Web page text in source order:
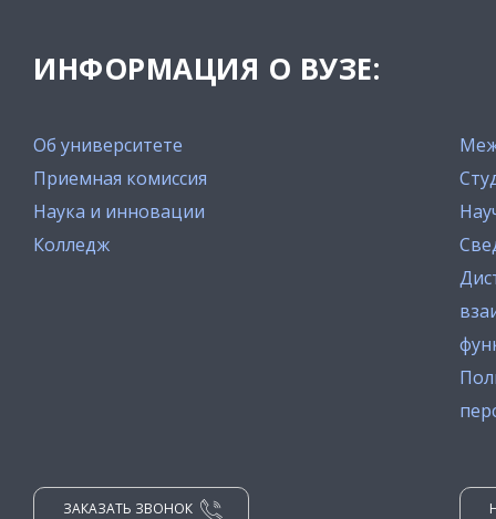
ИНФОРМАЦИЯ О ВУЗЕ:
Об университете
Приемная комиссия
Наука и инновации
Колледж
ЗАКАЗАТЬ ЗВОНОК